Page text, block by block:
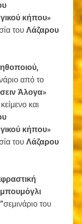
κήπου»
του Λάζαρου
από το
Άλογα»
και
κήπου»
του Λάζαρου
”σεμινάριο του